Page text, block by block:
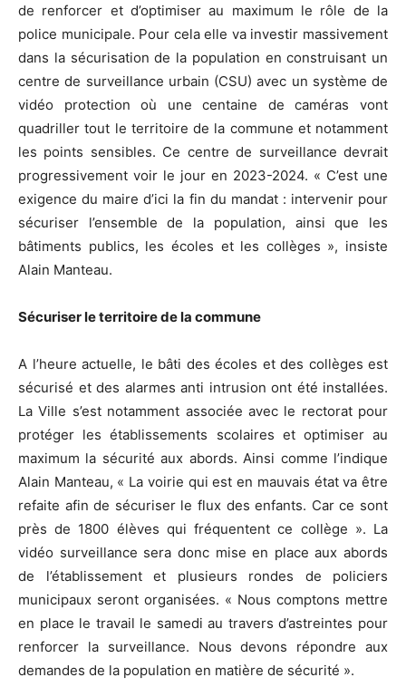
de renforcer et d’optimiser au maximum le rôle de la
police municipale. Pour cela elle va investir massivement
dans la sécurisation de la population en construisant un
centre de surveillance urbain (CSU) avec un système de
vidéo protection où une centaine de caméras vont
quadriller tout le territoire de la commune et notamment
les points sensibles. Ce centre de surveillance devrait
progressivement voir le jour en 2023-2024. « C’est une
exigence du maire d’ici la fin du mandat : intervenir pour
sécuriser l’ensemble de la population, ainsi que les
bâtiments publics, les écoles et les collèges », insiste
Alain Manteau.
Sécuriser le territoire de la commune
A l’heure actuelle, le bâti des écoles et des collèges est
sécurisé et des alarmes anti intrusion ont été installées.
La Ville s’est notamment associée avec le rectorat pour
protéger les établissements scolaires et optimiser au
maximum la sécurité aux abords. Ainsi comme l’indique
Alain Manteau, « La voirie qui est en mauvais état va être
refaite afin de sécuriser le flux des enfants. Car ce sont
près de 1800 élèves qui fréquentent ce collège ». La
vidéo surveillance sera donc mise en place aux abords
de l’établissement et plusieurs rondes de policiers
municipaux seront organisées. « Nous comptons mettre
en place le travail le samedi au travers d’astreintes pour
renforcer la surveillance. Nous devons répondre aux
demandes de la population en matière de sécurité ».